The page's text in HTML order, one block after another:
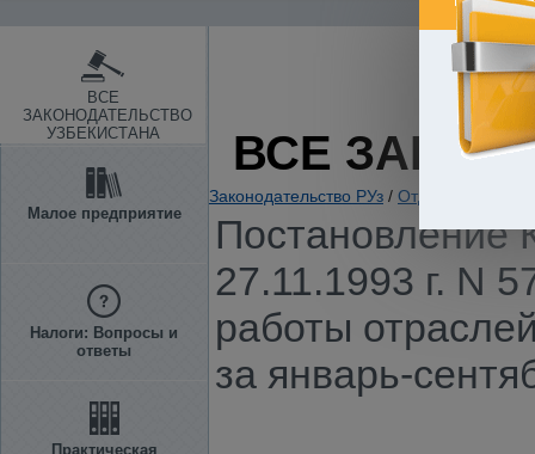
ВСЕ
ЗАКОНОДАТЕЛЬСТВО
УЗБЕКИСТАНА
Малое предприятие
Налоги: Вопросы и
ответы
Практическая
ВСЕ
Законодательство РУз / Отдельные
Постановление
27.11.1993 г. N
работы
за январь-